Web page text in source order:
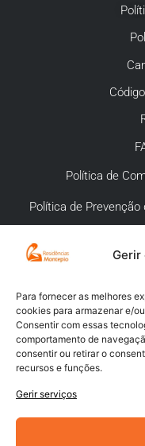
Gerir
Para fornecer as melhores
cookies para armazenar e/
Consentir com essas
comportamento de
consentir ou retirar o
recursos e funções.
Gerir serviços
Política de
Política de